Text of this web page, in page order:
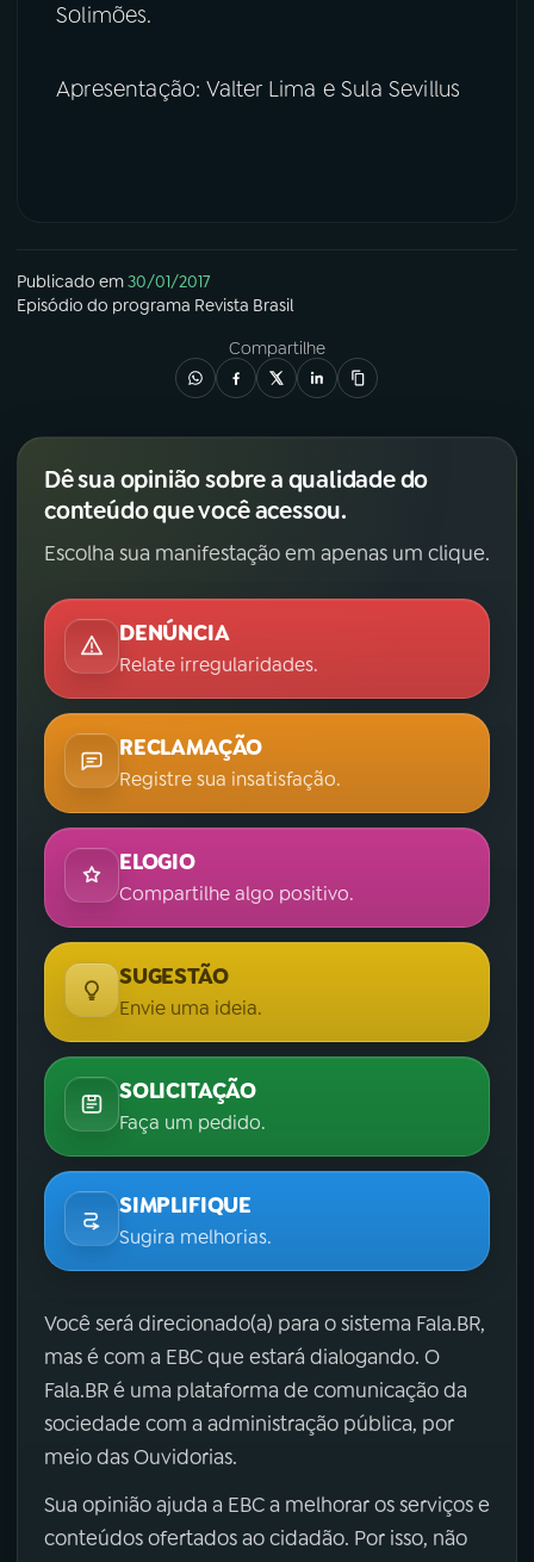
Solimões.
Apresentação: Valter Lima e Sula Sevillus
Publicado em30/01/2017
Episódio do programa Revista Brasil
Compartilhe
Dê sua opinião sobre a qualidade do
conteúdo que você acessou.
Escolha sua manifestação em apenas um clique.
DENÚNCIA
Relate irregularidades.
RECLAMAÇÃO
Registre sua insatisfação.
ELOGIO
Compartilhe algo positivo.
SUGESTÃO
Envie uma ideia.
SOLICITAÇÃO
Faça um pedido.
SIMPLIFIQUE
Sugira melhorias.
Você será direcionado(a) para o sistema Fala.BR,
mas é com a EBC que estará dialogando. O
Fala.BR é uma plataforma de comunicação da
sociedade com a administração pública, por
meio das Ouvidorias.
Sua opinião ajuda a EBC a melhorar os serviços e
conteúdos ofertados ao cidadão. Por isso, não